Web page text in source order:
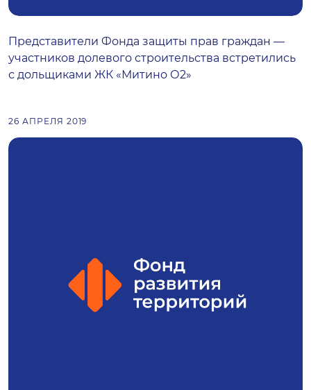
Представители Фонда защиты прав граждан —
участников долевого строительства встретились
с дольщиками ЖК «Митино О2»
26 АПРЕЛЯ 2019